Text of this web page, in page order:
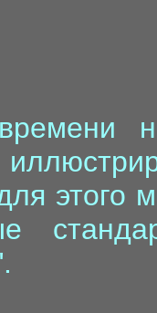
этого